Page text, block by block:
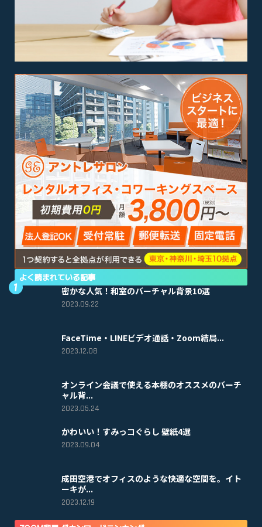
よく読まれている記事
密かな人気！和室のバーチャル背景10選
2023.09.22
FaceTime・LINEビデオ通話・Zoom結局...
2023.12.08
オンライン会議で使える本棚のオススメのバーチ
ャル背...
2023.05.24
かわいい！すみっコぐらし 壁紙4選
2023.09.04
成田空港でオフィスのような快適な空間を。イト
ーキが...
2023.12.19